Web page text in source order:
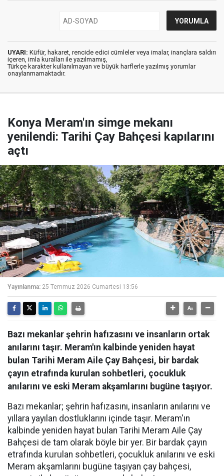
UYARI: Küfür, hakaret, rencide edici cümleler veya imalar, inançlara saldırı
içeren, imla kuralları ile yazılmamış,
Türkçe karakter kullanılmayan ve büyük harflerle yazılmış yorumlar
onaylanmamaktadır.
Konya Meram'ın simge mekanı
yenilendi: Tarihi Çay Bahçesi kapılarını
açtı
Yayınlanma: 25 Temmuz 2026 Cumartesi 13:56
Bazı mekanlar şehrin hafızasını ve insanların ortak
anılarını taşır. Meram'ın kalbinde yeniden hayat
bulan Tarihi Meram Aile Çay Bahçesi, bir bardak
çayın etrafında kurulan sohbetleri, çocukluk
anılarını ve eski Meram akşamlarını bugüne taşıyor.
Bazı mekanlar; şehrin hafızasını, insanların anılarını ve
yıllara yayılan dostluklarını içinde taşır. Meram'ın
kalbinde yeniden hayat bulan Tarihi Meram Aile Çay
Bahçesi de tam olarak böyle bir yer. Bir bardak çayın
etrafında kurulan sohbetleri, çocukluk anılarını ve eski
Meram akşamlarını bugüne taşıyan çay bahçesi,